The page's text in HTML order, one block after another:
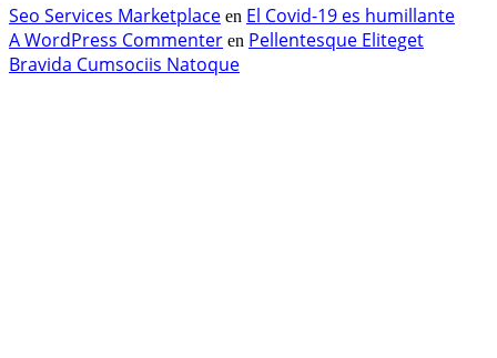
Seo Services Marketplace en El Covid-19 es humillante
A WordPress Commenter en Pellentesque Eliteget
Bravida Cumsociis Natoque